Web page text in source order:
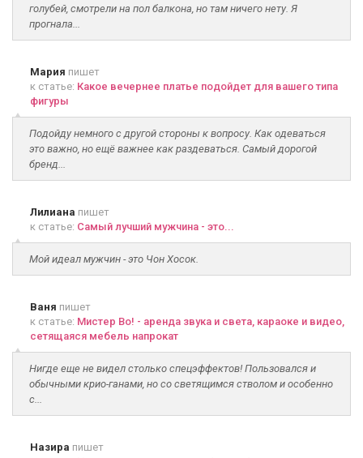
голубей, смотрели на пол балкона, но там ничего нету. Я
прогнала...
Мария пишет
к статье: Какое вечернее платье подойдет для вашего типа
фигуры
Подойду немного с другой стороны к вопросу. Как одеваться
это важно, но ещё важнее как раздеваться. Самый дорогой
бренд...
Лилиана пишет
к статье: Самый лучший мужчина - это...
Мой идеал мужчин - это Чон Хосок.
Ваня пишет
к статье: Мистер Во! - аренда звука и света, караоке и видео,
сетящаяся мебель напрокат
Нигде еще не видел столько спецэффектов! Пользовался и
обычными крио-ганами, но со светящимся стволом и особенно
с...
Назира пишет